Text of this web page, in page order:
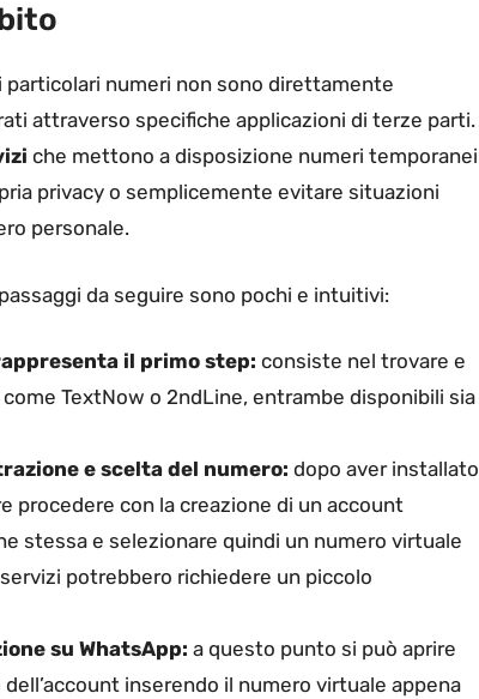
particolari numeri non sono direttamente
attraverso specifiche applicazioni di terze parti.
che mettono a disposizione numeri temporanei
privacy o semplicemente evitare situazioni
personale.
da seguire sono pochi e intuitivi:
il primo step: consiste nel trovare e
TextNow o 2ndLine, entrambe disponibili sia
e scelta del numero: dopo aver installato
procedere con la creazione di un account
stessa e selezionare quindi un numero virtuale
potrebbero richiedere un piccolo
su WhatsApp: a questo punto si può aprire
inserendo il numero virtuale appena